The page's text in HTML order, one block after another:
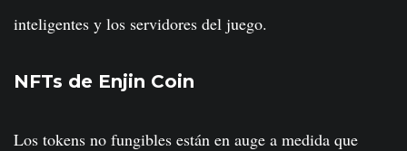
inteligentes y los servidores del juego.
NFTs de Enjin Coin
Los tokens no fungibles están en auge a medida que